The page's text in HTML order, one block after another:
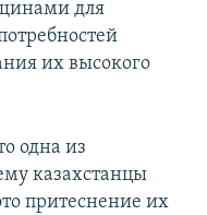
для
их высокого
одна из
казахстанцы
притеснение их